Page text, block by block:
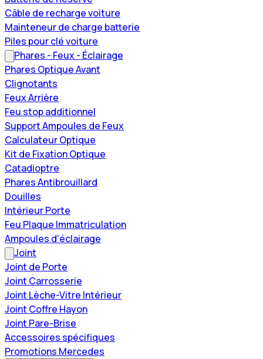
Câble de recharge voiture
Mainteneur de charge batterie
Piles pour clé voiture
Phares - Feux - Éclairage
Phares Optique Avant
Clignotants
Feux Arrière
Feu stop additionnel
Support Ampoules de Feux
Calculateur Optique
Kit de Fixation Optique
Catadioptre
Phares Antibrouillard
Douilles
Intérieur Porte
Feu Plaque Immatriculation
Ampoules d'éclairage
Joint
Joint de Porte
Joint Carrosserie
Joint Lèche-Vitre Intérieur
Joint Coffre Hayon
Joint Pare-Brise
Accessoires spécifiques
Promotions Mercedes